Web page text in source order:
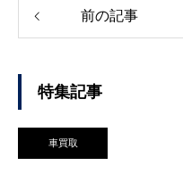
前の記事
特集記事
車買取